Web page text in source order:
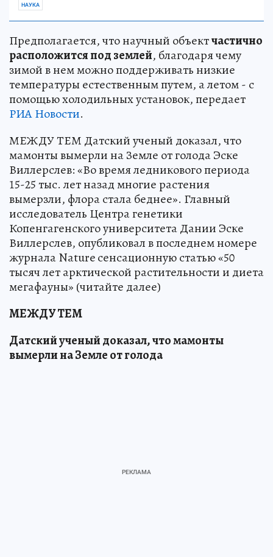
НАУКА
Предполагается, что научный объектчастично
расположится под землей, благодаря чему
зимой в нем можно поддерживать низкие
температуры естественным путем, а летом - с
помощью холодильных установок, передает
РИА Новости.
МЕЖДУ ТЕМ Датский ученый доказал, что
мамонты вымерли на Земле от голода Эске
Виллерслев: «Во время ледникового периода
15-25 тыс. лет назад многие растения
вымерзли, флора стала беднее». Главный
исследователь Центра генетики
Копенгагенского университета Дании Эске
Виллерслев, опубликовал в последнем номере
журнала Nature сенсационную статью «50
тысяч лет арктической растительности и диета
мегафауны» (читайте далее)
МЕЖДУ ТЕМ
Датский ученый доказал, что мамонты
вымерли на Земле от голода